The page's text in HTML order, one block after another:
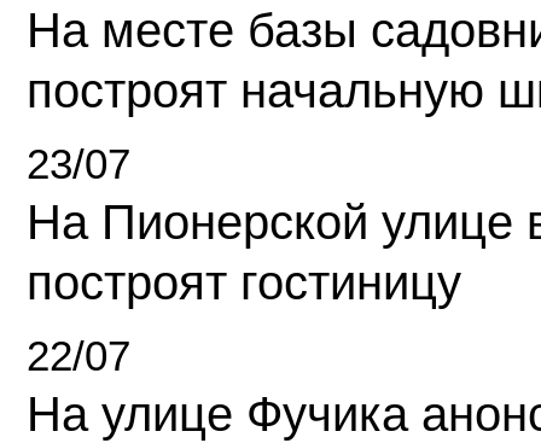
На месте базы
построят начальную
23/07
На Пионерской улице
построят гостиницу
22/07
На улице Фучика